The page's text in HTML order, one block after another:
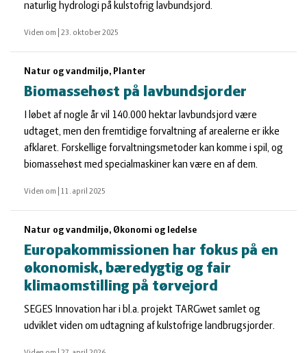
naturlig hydrologi på kulstofrig lavbundsjord.
Viden om 23. oktober 2025
Natur og vandmiljø, Planter
Biomassehøst på lavbundsjorder
I løbet af nogle år vil 140.000 hektar lavbundsjord være
udtaget, men den fremtidige forvaltning af arealerne er ikke
afklaret. Forskellige forvaltningsmetoder kan komme i spil, og
biomassehøst med specialmaskiner kan være en af dem.
Viden om 11. april 2025
Natur og vandmiljø, Økonomi og ledelse
Europakommissionen har fokus på en
økonomisk, bæredygtig og fair
klimaomstilling på tørvejord
SEGES Innovation har i bl.a. projekt TARGwet samlet og
udviklet viden om udtagning af kulstofrige landbrugsjorder.